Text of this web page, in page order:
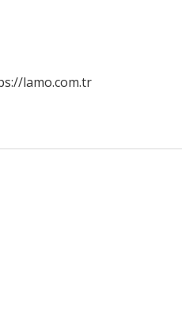
lamo.com.tr